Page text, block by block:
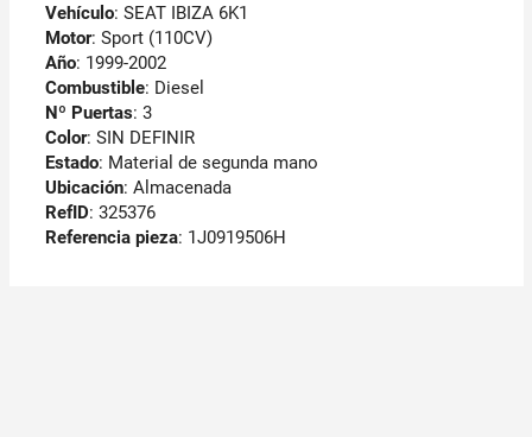
Vehículo: SEAT IBIZA 6K1
Motor: Sport (110CV)
Año: 1999-2002
Combustible: Diesel
Nº Puertas: 3
Color: SIN DEFINIR
Estado: Material de segunda mano
Ubicación: Almacenada
RefID: 325376
Referencia pieza: 1J0919506H